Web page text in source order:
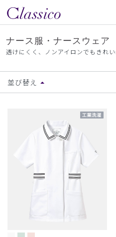
ナース服・ナースウェア
透けにくく、ノンアイロンでもきれ
並び替え